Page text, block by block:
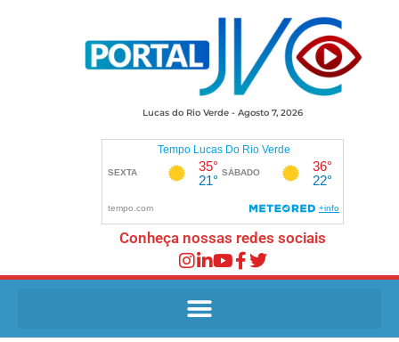
Lucas do Rio Verde - Agosto 7, 2026
Conheça nossas redes sociais